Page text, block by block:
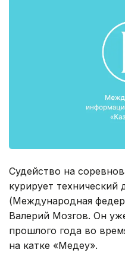
Судейство на
курирует технический
(Международная
Валерий Мозгов. Он
прошлого года во
на катке «Медеу».